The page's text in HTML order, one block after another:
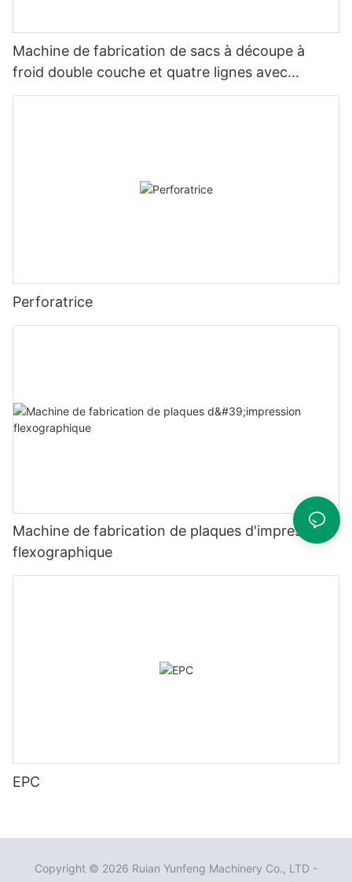
Machine de fabrication de sacs à découpe à
froid double couche et quatre lignes avec
plateforme à convoyeur 1
Perforatrice
Machine de fabrication de plaques d'impression
flexographique
EPC
Copyright © 2026 Ruian Yunfeng Machinery Co., LTD -